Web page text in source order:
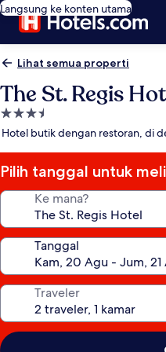
Langsung ke konten utama
Lihat semua properti
The St. Regis
Properti
bintang
Hotel butik dengan restoran, di
Pilih tanggal untuk
Ke mana?
Tanggal
Traveler